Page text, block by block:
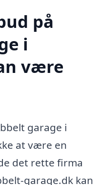
på
i
være
garage i
at være en
det rette firma
garage.dk kan